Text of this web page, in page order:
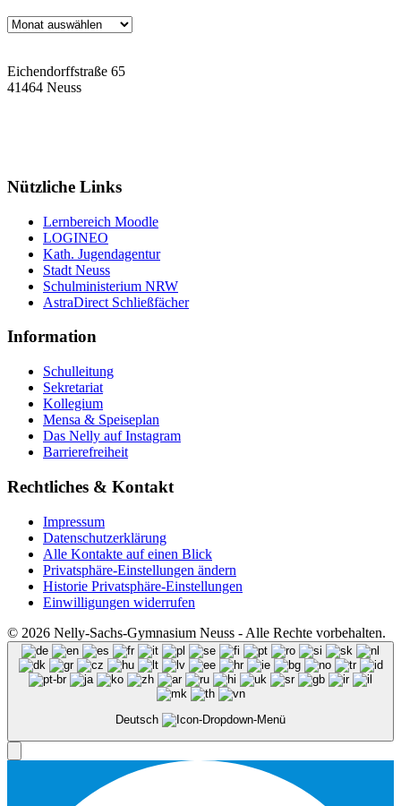
Archiv
Eichendorffstraße 65
41464 Neuss
Nützliche Links
Lernbereich Moodle
LOGINEO
Kath. Jugendagentur
Stadt Neuss
Schulministerium NRW
AstraDirect Schließfächer
Information
Schulleitung
Sekretariat
Kollegium
Mensa & Speiseplan
Das Nelly auf Instagram
Barrierefreiheit
Rechtliches & Kontakt
Impressum
Datenschutzerklärung
Alle Kontakte auf einen Blick
Privatsphäre-Einstellungen ändern
Historie Privatsphäre-Einstellungen
Einwilligungen widerrufen
© 2026 Nelly-Sachs-Gymnasium Neuss - Alle Rechte vorbehalten.
Deutsch